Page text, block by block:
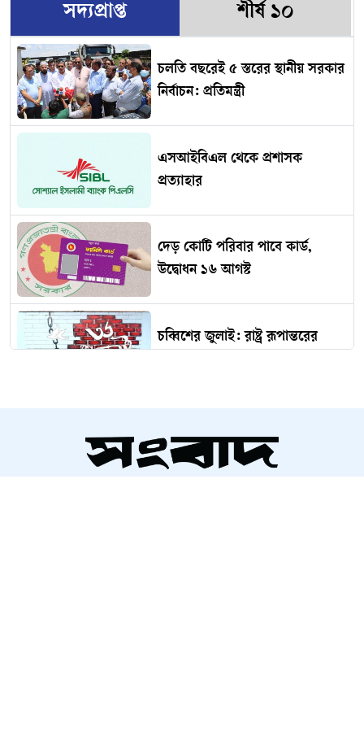
সদ্যপ্রাপ্ত শীর্ষ ১০
চলতি বছরেই ৫ স্তরের স্থানীয় সরকার
নির্বাচন: প্রতিমন্ত্রী
এসআইবিএল থেকে প্রশাসক
প্রত্যাহার
দেড় কোটি পরিবার পাবে কার্ড,
উদ্বোধন ১৬ আগস্ট
চব্বিশের জুলাই: রাষ্ট্র রূপান্তরের
নির্বাচন স্থগিত